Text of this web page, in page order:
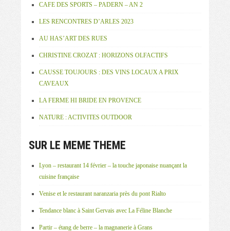
CAFE DES SPORTS – PADERN – AN 2
LES RENCONTRES D’ARLES 2023
AU HAS’ART DES RUES
CHRISTINE CROZAT : HORIZONS OLFACTIFS
CAUSSE TOUJOURS : DES VINS LOCAUX A PRIX
CAVEAUX
LA FERME HI BRIDE EN PROVENCE
NATURE : ACTIVITES OUTDOOR
SUR LE MEME THEME
Lyon – restaurant 14 février – la touche japonaise nuançant la
cuisine française
Venise et le restaurant naranzaria près du pont Rialto
Tendance blanc à Saint Gervais avec La Féline Blanche
Partir – étang de berre – la magnanerie à Grans